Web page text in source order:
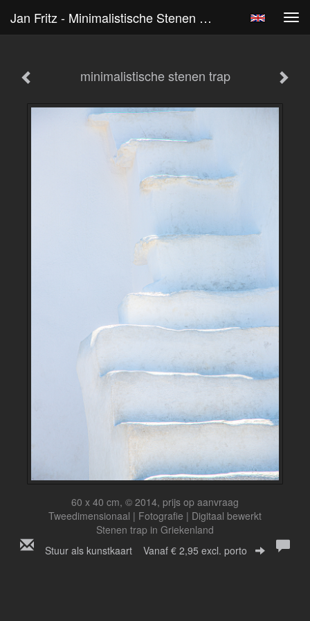
Jan Fritz - Minimalistische Stenen Trap
minimalistische stenen trap
60 x 40 cm, © 2014, prijs op aanvraag
Tweedimensionaal | Fotografie | Digitaal bewerkt
Stenen trap in Griekenland
Stuur als kunstkaart Vanaf € 2,95 excl. porto